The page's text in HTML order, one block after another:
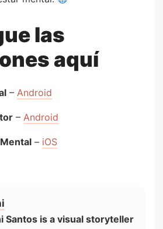
las
aquí
– Android
– Android
– iOS
Santos is a visual storyteller